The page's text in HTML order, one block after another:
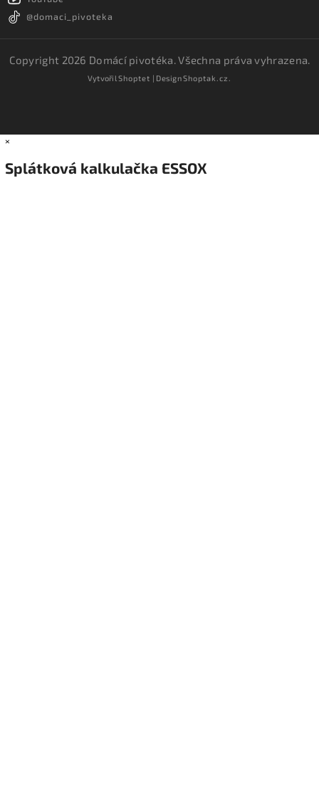
@domaci_pivoteka
Copyright 2026 Domácí pivotéka. Všechna práva vyhrazena.
VytvořilShoptet | DesignShoptak.cz.
×
Splátková kalkulačka ESSOX